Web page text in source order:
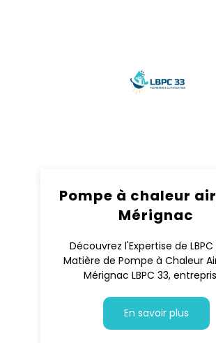
Pompe à chaleur
Mérignac
Découvrez l'Expertise de LBPC
Matière de Pompe à Chaleur
Mérignac LBPC 33,
En savoir plus